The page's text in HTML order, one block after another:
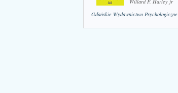
Willard F. Harley jr
Gdańskie Wydawnictwo Psychologiczne